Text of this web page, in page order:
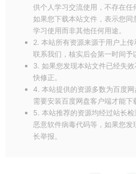
三、高效后期处理，提升创作力
通过D BLEND 1.0 汉化版PS插件，用
理，实现各种创意效果。这款插件的
为图像后期处理提供了更多可能性，
缺的利器。
总而言之，D BLEND 1.0 汉化版PS插
化的图层混合功能和广泛兼容性，成
供个人学习交流使用，不存在任
如果您下载本站文件，表示您同
学习使用而非其他任何用途。
2. 本站所有资源来源于用户上
联系我们，核实后会第一时间予
3. 如果您发现本站文件已经失
快修正。
4. 本站提供的资源多数为百度
需要安装百度网盘客户端才能下
5. 本站推荐的资源均经过站长
恶意软件病毒代码等，如果您
长举报。